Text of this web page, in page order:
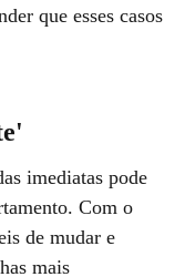
que esses casos
imediatas pode
Com o
de mudar e
mais